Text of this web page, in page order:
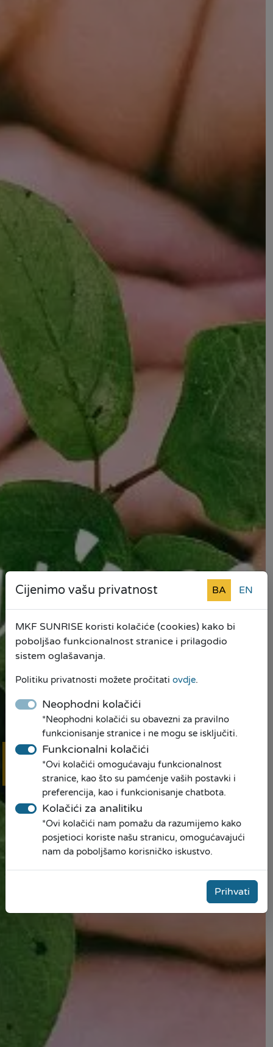
Cijenimo vašu privatnost BA EN
MKF SUNRISE koristi kolačiće (cookies) kako bi
poboljšao funkcionalnost stranice i prilagodio
sistem oglašavanja.
Politiku privatnosti možete pročitati ovdje.
Neophodni kolačići
*Neophodni kolačići su obavezni za pravilno
funkcionisanje stranice i ne mogu se isključiti.
Funkcionalni kolačići
*Ovi kolačići omogućavaju funkcionalnost
stranice, kao što su pamćenje vaših postavki i
preferencija, kao i funkcionisanje chatbota.
Kolačići za analitiku
*Ovi kolačići nam pomažu da razumijemo kako
posjetioci koriste našu stranicu, omogućavajući
nam da poboljšamo korisničko iskustvo.
Prihvati